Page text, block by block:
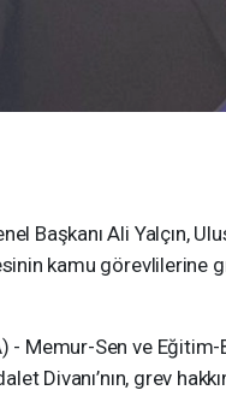
Başkanı Ali Yalçın,
kamu görevlilerine
- Memur-Sen ve Eğitim-
Divanı’nın, grev